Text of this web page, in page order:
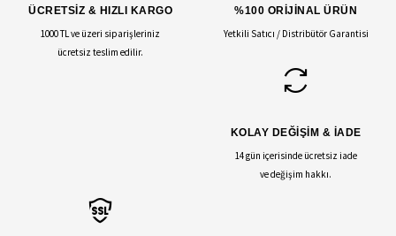
ÜCRETSİZ & HIZLI KARGO
1000 TL ve üzeri siparişleriniz
ücretsiz teslim edilir.
%100 ORİJİNAL ÜRÜN
Yetkili Satıcı / Distribütör Garantisi
KOLAY DEĞİŞİM & İADE
14 gün içerisinde ücretsiz iade
ve değişim hakkı.